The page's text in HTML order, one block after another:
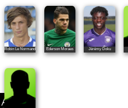
Robin Le Normand Ederson Moraes Jérémy Doku